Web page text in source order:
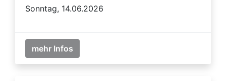
Sonntag, 14.06.2026
mehr Infos